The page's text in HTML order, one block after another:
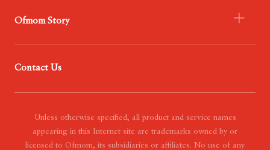
- Trend News Center
Ofmom Story
- Our Value
Contact Us
Unless otherwise specified, all product and service names
appearing in this Internet site are trademarks owned by or
licensed to Ofmom, its subsidiaries or affiliates. No use of any